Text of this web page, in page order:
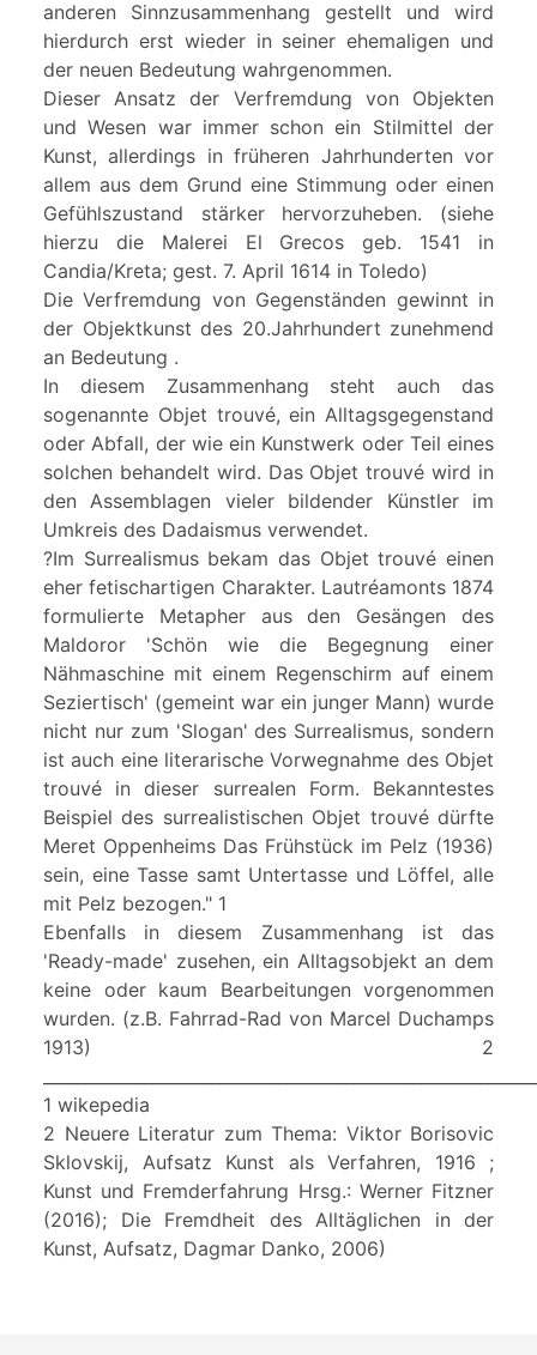
anderen Sinnzusammenhang gestellt und wird
hierdurch erst wieder in seiner ehemaligen und
der neuen Bedeutung wahrgenommen.
Dieser Ansatz der Verfremdung von Objekten
und Wesen war immer schon ein Stilmittel der
Kunst, allerdings in früheren Jahrhunderten vor
allem aus dem Grund eine Stimmung oder einen
Gefühlszustand stärker hervorzuheben. (siehe
hierzu die Malerei El Grecos geb. 1541 in
Candia/Kreta; gest. 7. April 1614 in Toledo)
Die Verfremdung von Gegenständen gewinnt in
der Objektkunst des 20.Jahrhundert zunehmend
an Bedeutung .
In diesem Zusammenhang steht auch das
sogenannte Objet trouvé, ein Alltagsgegenstand
oder Abfall, der wie ein Kunstwerk oder Teil eines
solchen behandelt wird. Das Objet trouvé wird in
den Assemblagen vieler bildender Künstler im
Umkreis des Dadaismus verwendet.
?Im Surrealismus bekam das Objet trouvé einen
eher fetischartigen Charakter. Lautréamonts 1874
formulierte Metapher aus den Gesängen des
Maldoror 'Schön wie die Begegnung einer
Nähmaschine mit einem Regenschirm auf einem
Seziertisch' (gemeint war ein junger Mann) wurde
nicht nur zum 'Slogan' des Surrealismus, sondern
ist auch eine literarische Vorwegnahme des Objet
trouvé in dieser surrealen Form. Bekanntestes
Beispiel des surrealistischen Objet trouvé dürfte
Meret Oppenheims Das Frühstück im Pelz (1936)
sein, eine Tasse samt Untertasse und Löffel, alle
mit Pelz bezogen." 1
Ebenfalls in diesem Zusammenhang ist das
'Ready-made' zusehen, ein Alltagsobjekt an dem
keine oder kaum Bearbeitungen vorgenommen
wurden. (z.B. Fahrrad-Rad von Marcel Duchamps
1913) 2
1 wikepedia
2 Neuere Literatur zum Thema: Viktor Borisovic
Sklovskij, Aufsatz Kunst als Verfahren, 1916 ;
Kunst und Fremderfahrung Hrsg.: Werner Fitzner
(2016); Die Fremdheit des Alltäglichen in der
Kunst, Aufsatz, Dagmar Danko, 2006)